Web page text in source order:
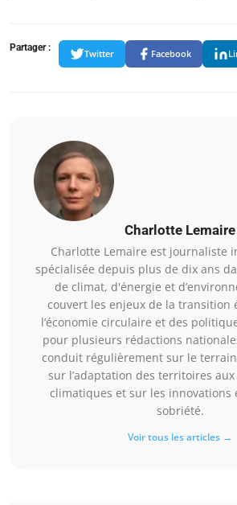
Partager :
Twitter Facebook
Charlotte Lemaire
Charlotte Lemaire est journaliste
spécialisée depuis plus de dix ans
de climat, d'énergie et
couvert les enjeux de la transition
l’économie circulaire et des
pour plusieurs rédactions
conduit régulièrement sur le
sur l’adaptation des territoires
climatiques et sur les innovations
sobriété.
Voir tous les articles →